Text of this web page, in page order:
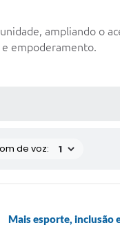
ampliando o
empoderamento.
de voz:
Mais esporte, inclusão